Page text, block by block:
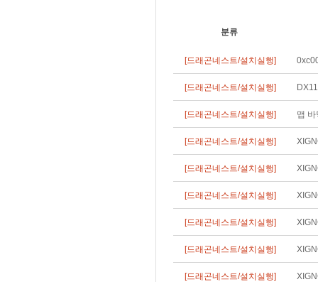
분류
[드래곤네스트/설치실행]
[드래곤네스트/설치실행]
[드래곤네스트/설치실행] 맵
[드래곤네스트/설치실행]
[드래곤네스트/설치실행]
[드래곤네스트/설치실행]
[드래곤네스트/설치실행]
[드래곤네스트/설치실행]
[드래곤네스트/설치실행]